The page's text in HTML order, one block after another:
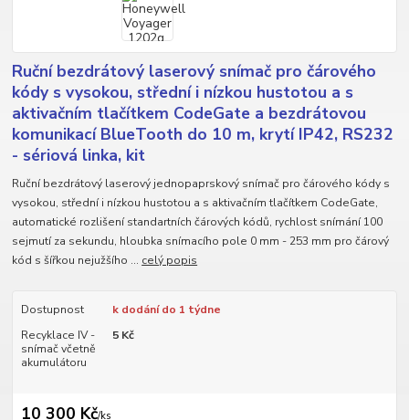
Ruční bezdrátový laserový snímač pro čárového
kódy s vysokou, střední i nízkou hustotou a s
aktivačním tlačítkem CodeGate a bezdrátovou
komunikací BlueTooth do 10 m, krytí IP42, RS232
- sériová linka, kit
Ruční bezdrátový laserový jednopaprskový snímač pro čárového kódy s
vysokou, střední i nízkou hustotou a s aktivačním tlačítkem CodeGate,
automatické rozlišení standartních čárových kódů, rychlost snímání 100
sejmutí za sekundu, hloubka snímacího pole 0 mm - 253 mm pro čárový
kód s šířkou nejužšího ... celý popis
Dostupnost
k dodání do 1 týdne
Recyklace IV -
snímač včetně
akumulátoru
5 Kč
10 300 Kč/ks